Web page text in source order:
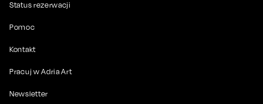
Status rezerwacji
Pomoc
Kontakt
Pracuj w Adria Art
Newsletter